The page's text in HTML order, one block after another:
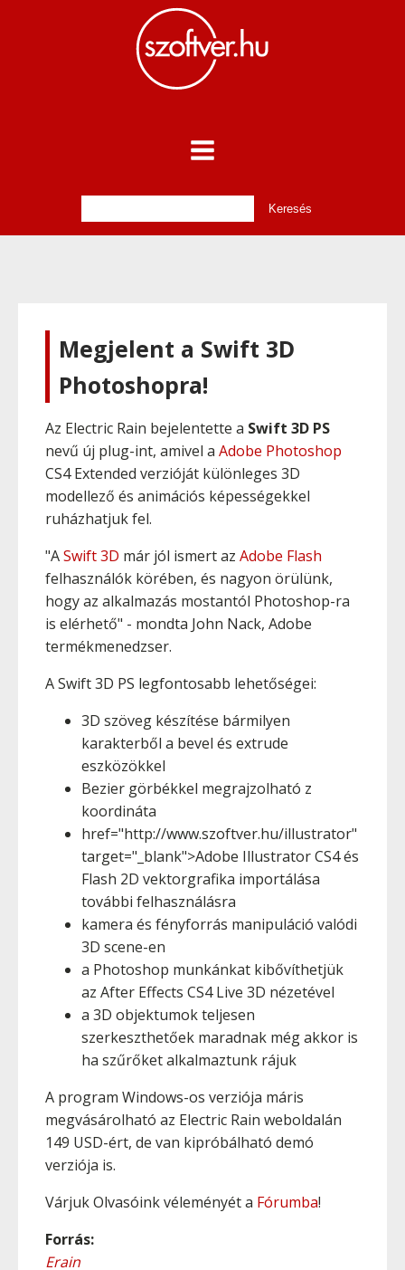
Megjelent a Swift 3D
Photoshopra!
Az Electric Rain bejelentette a Swift 3D PS
nevű új plug-int, amivel a Adobe Photoshop
CS4 Extended verzióját különleges 3D
modellező és animációs képességekkel
ruházhatjuk fel.
"ASwift 3D már jól ismert az Adobe Flash
felhasználók körében, és nagyon örülünk,
hogy az alkalmazás mostantól Photoshop-ra
is elérhető" - mondta John Nack, Adobe
termékmenedzser.
A Swift 3D PS legfontosabb lehetőségei:
3D szöveg készítése bármilyen
karakterből a bevel és extrude
eszközökkel
Bezier görbékkel megrajzolható z
koordináta
href="http://www.szoftver.hu/illustrator"
target="_blank">Adobe Illustrator CS4 és
Flash 2D vektorgrafika importálása
további felhasználásra
kamera és fényforrás manipuláció valódi
3D scene-en
a Photoshop munkánkat kibővíthetjük
az After Effects CS4 Live 3D nézetével
a 3D objektumok teljesen
szerkeszthetőek maradnak még akkor is
ha szűrőket alkalmaztunk rájuk
A program Windows-os verziója máris
megvásárolható az Electric Rain weboldalán
149 USD-ért, de van kipróbálható demó
verziója is.
Várjuk Olvasóink véleményét a Fórumba!
Forrás:
Erain